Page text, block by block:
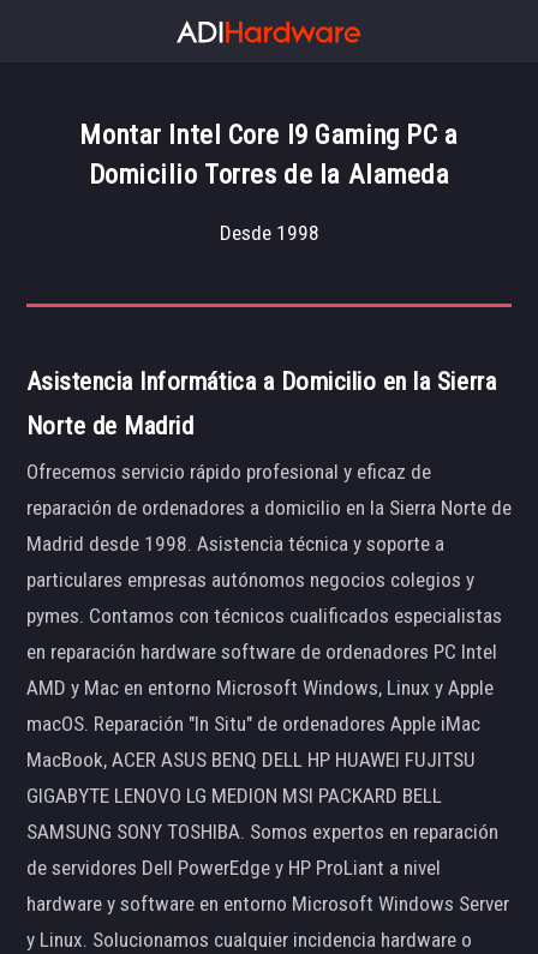
Montar Intel Core I9 Gaming PC a
Domicilio Torres de la Alameda
Desde 1998
Asistencia Informática a Domicilio en la Sierra
Norte de Madrid
Ofrecemos servicio rápido profesional y eficaz de
reparación de ordenadores a domicilio en la Sierra Norte de
Madrid desde 1998. Asistencia técnica y soporte a
particulares empresas autónomos negocios colegios y
pymes. Contamos con técnicos cualificados especialistas
en reparación hardware software de ordenadores PC Intel
AMD y Mac en entorno Microsoft Windows, Linux y Apple
macOS. Reparación "In Situ" de ordenadores Apple iMac
MacBook, ACER ASUS BENQ DELL HP HUAWEI FUJITSU
GIGABYTE LENOVO LG MEDION MSI PACKARD BELL
SAMSUNG SONY TOSHIBA. Somos expertos en reparación
de servidores Dell PowerEdge y HP ProLiant a nivel
hardware y software en entorno Microsoft Windows Server
y Linux. Solucionamos cualquier incidencia hardware o